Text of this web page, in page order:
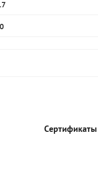
Сертификаты